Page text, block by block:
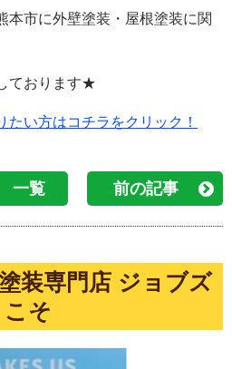
市に外壁塗装・屋根塗装に関
ております★
たい方はコチラをクリック！
一覧 前の記事
装専門店 ジョブズ
そ